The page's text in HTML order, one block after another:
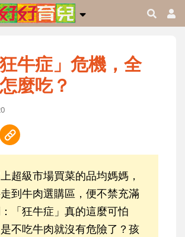
牛症」危機，全
麼吃？
超級市場買菜的品均媽媽，
到牛肉選購區，便不禁充滿
「狂牛症」真的這麼可怕
不吃牛肉就沒有危險了？孩